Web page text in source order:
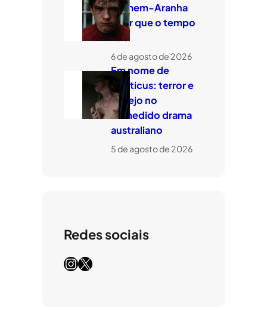
Homem-Aranha
quer que o tempo
voe
6 de agosto de 2026
Em nome de
Leviticus: terror e
desejo no
comedido drama
australiano
5 de agosto de 2026
Redes sociais
InstagramX